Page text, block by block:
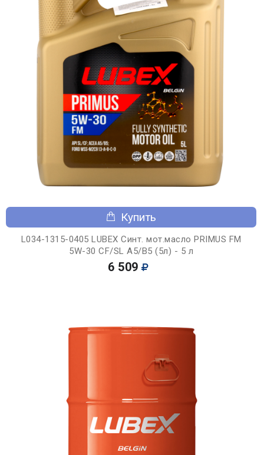
Купить
L034-1315-0405 LUBEX Синт. мот.масло PRIMUS FM
5W-30 CF/SL A5/B5 (5л) - 5 л
6 509